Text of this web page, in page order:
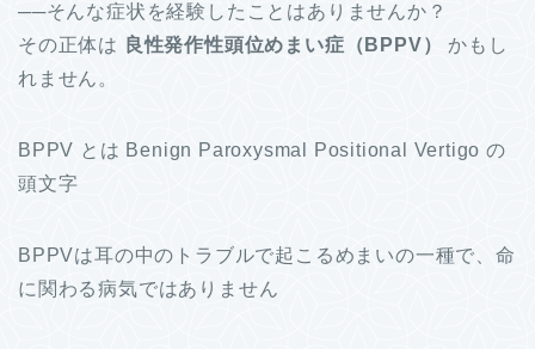
──そんな症状を経験したことはありませんか？
その正体は
良性発作性頭位めまい症（BPPV）
かもし
れません。
BPPV とは Benign Paroxysmal Positional Vertigo の
頭文字
BPPVは耳の中のトラブルで起こるめまいの一種で、命
に関わる病気ではありません